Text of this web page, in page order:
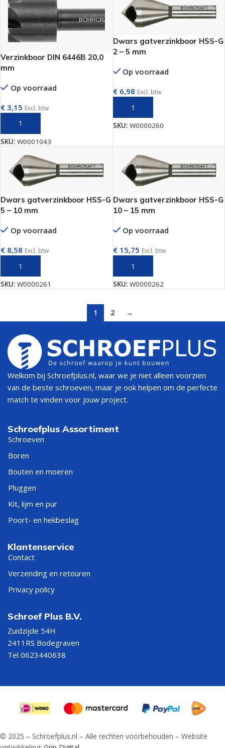
Verzinkboor DIN 6446B 20,0
mm
Op voorraad
€ 3,15 Excl. btw
SKU: W0001043
Dwars gatverzinkboor HSS-G
2 – 5 mm
Op voorraad
€6,98 Excl. btw
SKU: W0000260
Dwars gatverzinkboor HSS-G
5 – 10 mm
Op voorraad
€ 8,58 Excl. btw
SKU: W0000261
Dwars gatverzinkboor HSS-G
10 – 15 mm
Op voorraad
€15,75 Excl. btw
SKU: W0000262
1 2 →
Welkom bij Schroefplus.nl, waar we je niet alleen voorzien
van de beste schroeven, maar je ook helpen om de perfecte
match te vinden voor jouw project.
Schroefplus Assortiment
Schroeven
Boren
Bouten en moeren
Pluggen
Kit, lijm en pur
Poort- en hekbeslag
Klantenservice
Contact
Verzending en retouren
Privacy policy
Schroef Plus B.V.
Zuidzijde 54H
2411RS Bodegraven
Tel 0623440638
© 2025 – Schroefplus.nl – Alle rechten voorbehouden – Website